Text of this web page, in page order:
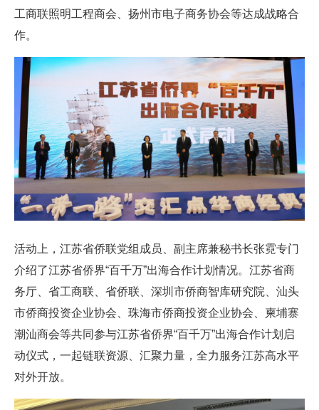
工商联照明工程商会、扬州市电子商务协会等达成战略合
作。
活动上，江苏省侨联党组成员、副主席兼秘书长张霓专门
介绍了江苏省侨界“百千万”出海合作计划情况。江苏省商
务厅、省工商联、省侨联、深圳市侨商智库研究院、汕头
市侨商投资企业协会、珠海市侨商投资企业协会、柬埔寨
潮汕商会等共同参与江苏省侨界“百千万”出海合作计划启
动仪式，一起链联资源、汇聚力量，全力服务江苏高水平
对外开放。